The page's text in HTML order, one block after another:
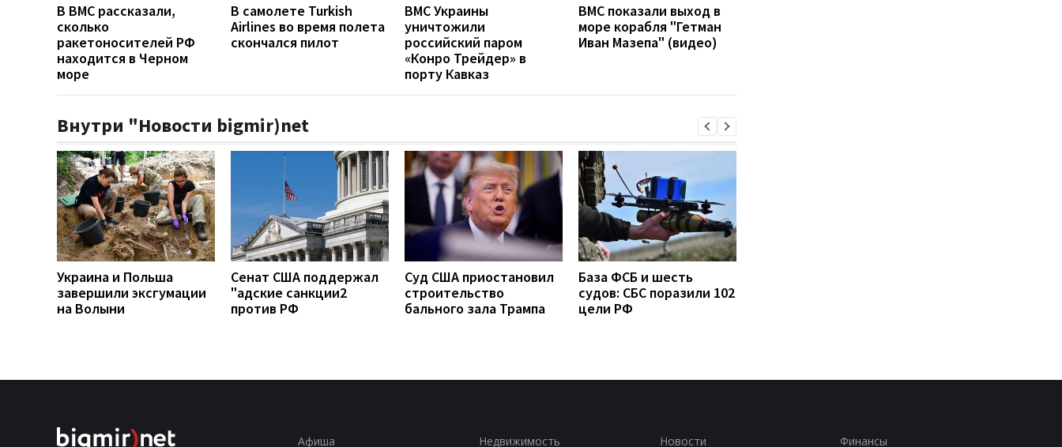
В ВМС рассказали,
сколько
ракетоносителей РФ
находится в Черном
море
В самолете Turkish
Airlines во время полета
скончался пилот
ВМС Украины
уничтожили
российский паром
«Конро Трейдер» в
порту Кавказ
ВМС показали выход в
море корабля "Гетман
Иван Мазепа" (видео)
Внутри "Новости bigmir)net
Украина и Польша
завершили эксгумации
на Волыни
Сенат США поддержал
"адские санкции2
против РФ
Суд США приостановил
строительство
бального зала Трампа
База ФСБ и шесть
судов: СБС поразили 102
цели РФ
Афиша Недвижимость Новости Финансы